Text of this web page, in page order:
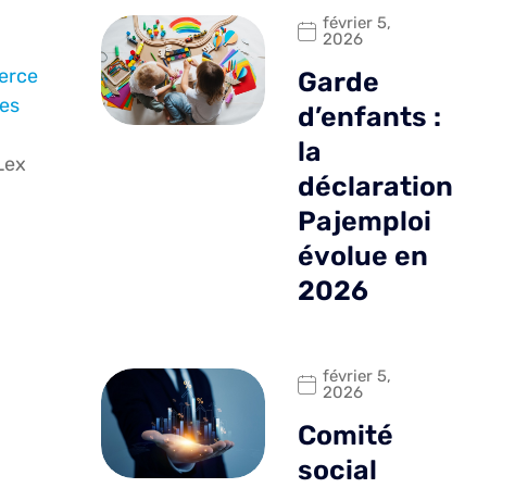
février 5,
2026
Garde
d’enfants :
la
déclaration
Pajemploi
évolue en
2026
février 5,
2026
Comité
social